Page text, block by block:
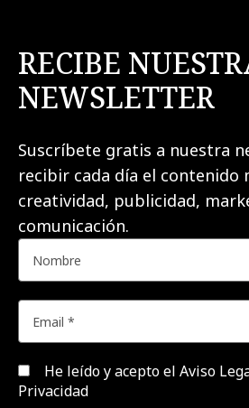
RECIBE
NEWSLETTER
Suscríbete gratis a nuestra
recibir cada día el contenido
creatividad, publicidad,
comunicación.
He leído y acepto el Aviso
Privacidad